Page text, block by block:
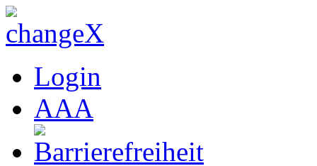
Login
AAA